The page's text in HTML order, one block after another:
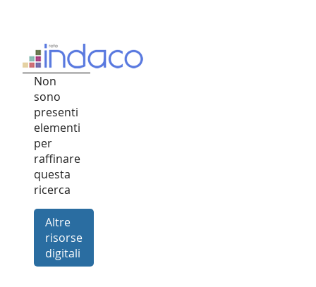
Non
sono
presenti
elementi
per
raffinare
questa
ricerca
Altre
risorse
digitali